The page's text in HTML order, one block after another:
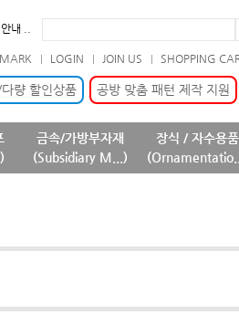
내 ..
안내 ..
품페..
SHOPPING
JOIN US
LOGIN
공방 맞춤 패턴 제작 지원
량 할인상품
금속/가방부자재
(Subsidiary M...)
장식 / 자수용품